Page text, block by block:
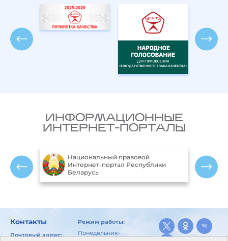
ИНФОРМАЦИОННЫЕ
ИНТЕРНЕТ-ПОРТАЛЫ
Национальный правовой
Интернет-портал Республики
Беларусь
Контакты
Почтовый адрес:
Режим работы:
Понедельник-